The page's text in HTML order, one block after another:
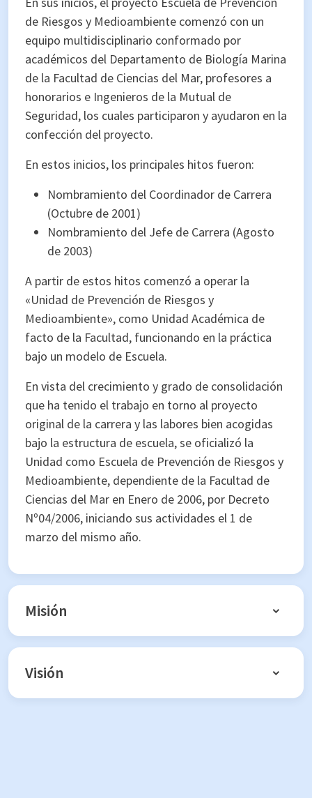
de Riesgos y Medioambiente comenzó con un
equipo multidisciplinario conformado por
académicos del Departamento de Biología Marina
de la Facultad de Ciencias del Mar, profesores a
honorarios e Ingenieros de la Mutual de
Seguridad, los cuales participaron y ayudaron en la
confección del proyecto.
En estos inicios, los principales hitos fueron:
Nombramiento del Coordinador de Carrera
(Octubre de 2001)
Nombramiento del Jefe de Carrera (Agosto
de 2003)
A partir de estos hitos comenzó a operar la
«Unidad de Prevención de Riesgos y
Medioambiente», como Unidad Académica de
facto de la Facultad, funcionando en la práctica
bajo un modelo de Escuela.
En vista del crecimiento y grado de consolidación
que ha tenido el trabajo en torno al proyecto
original de la carrera y las labores bien acogidas
bajo la estructura de escuela, se oficializó la
Unidad como Escuela de Prevención de Riesgos y
Medioambiente, dependiente de la Facultad de
Ciencias del Mar en Enero de 2006, por Decreto
Nº04/2006, iniciando sus actividades el 1 de
marzo del mismo año.
Misión
Visión